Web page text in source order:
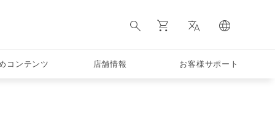
コンテンツ 店舗情報 お客様サポート